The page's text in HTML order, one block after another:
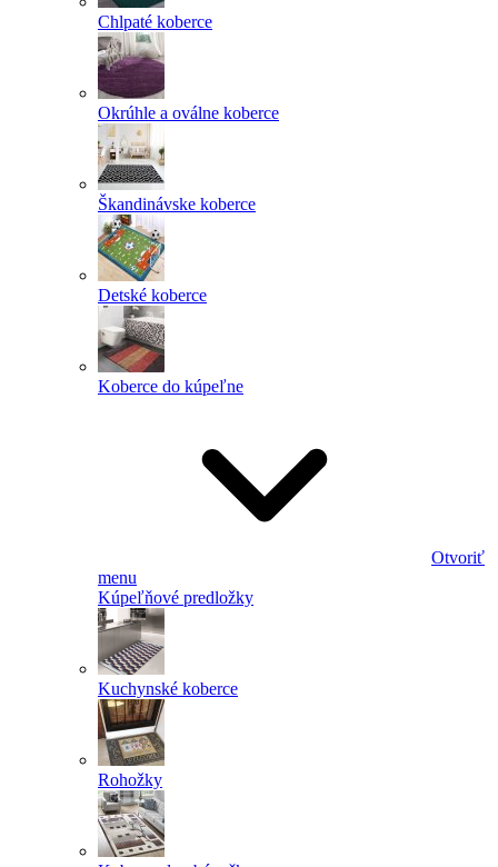
Chlpaté koberce
Okrúhle a oválne koberce
Škandinávske koberce
Detské koberce
Koberce do kúpeľne
Otvoriť
menu
Kúpeľňové predložky
Kuchynské koberce
Rohožky